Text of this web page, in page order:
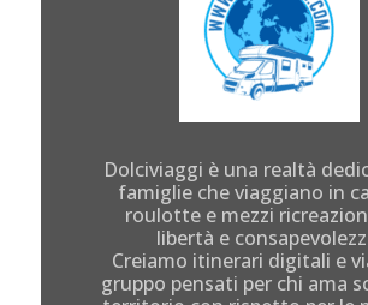
Dolciviaggi è una realtà
famiglie che viaggiano in
roulotte e mezzi
libertà e
Creiamo itinerari digitali e
gruppo pensati per chi ama